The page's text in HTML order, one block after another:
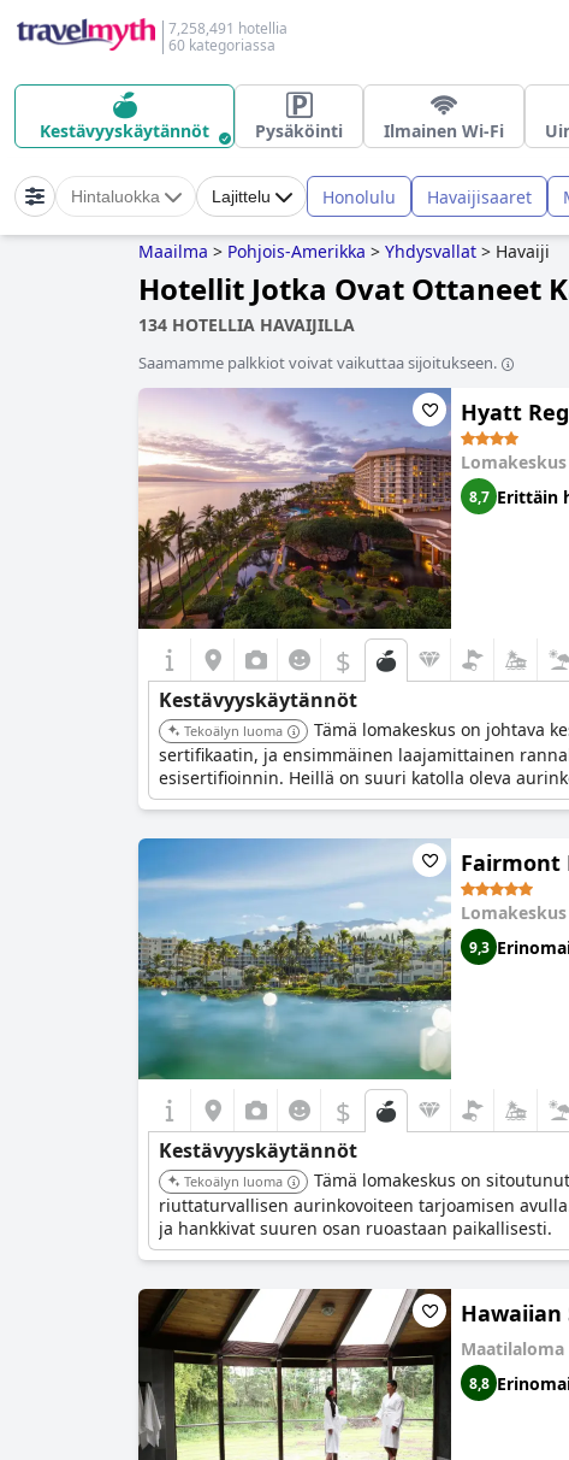
7,258,491 hotellia
60 kategoriassa
Kestävyyskäytännöt Pysäköinti Ilmainen Wi-Fi
Hintaluokka Lajittelu Honolulu Havaijisaaret
Maailma > Pohjois-Amerikka > Yhdysvallat > Havaiji
Hotellit Jotka Ovat Ottaneet
134 HOTELLIA HAVAIJILLA
Saamamme palkkiot voivat vaikuttaa sijoitukseen.
Hyatt
Lomakeskus
8,7 Erittäin
$
Kestävyyskäytännöt
Tekoälyn luoma
Tämä lomakeskus on johtava
sertifikaatin, ja ensimmäinen laajamittainen
esisertifioinnin. Heillä on suuri katolla oleva
ja heillä on kattava kierrätysohjelma.
Fairmont
Lomakeskus
9,3
$
Kestävyyskäytännöt
Tekoälyn luoma
Tämä lomakeskus on
riuttaturvallisen aurinkovoiteen tarjoamisen
ja hankkivat suuren osan ruoastaan paikallisesti.
Hawaiian
Maatilaloma
8,8